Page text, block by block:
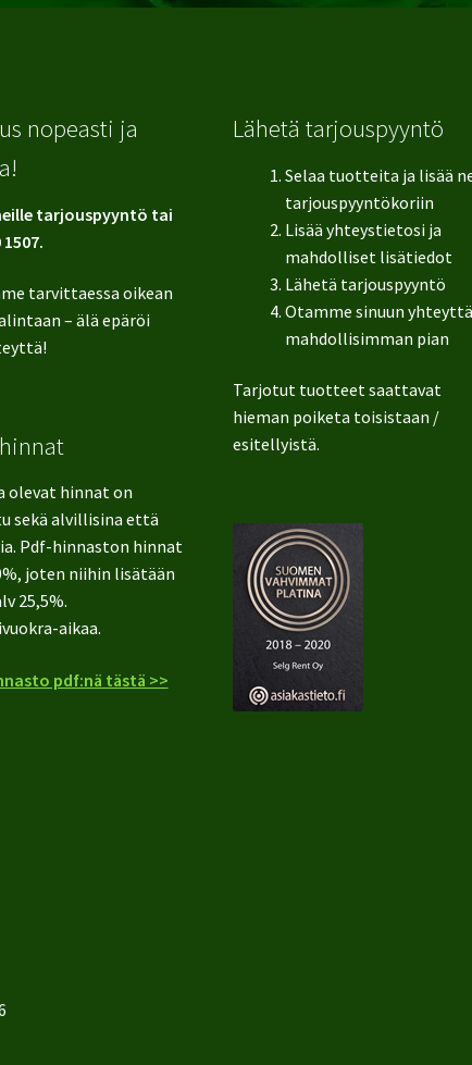
nopeasti ja
tarjouspyyntö tai
tarvittaessa oikean
– älä epäröi
olevat hinnat on
sekä alvillisina että
Pdf-hinnaston hinnat
joten niihin lisätään
25,5%.
aikaa.
pdf:nä tästä >>
Lähetä tarjouspyyntö
Selaa tuotteita ja lisää
tarjouspyyntökoriin
Lisää yhteystietosi ja
mahdolliset lisätiedot
Lähetä tarjouspyyntö
Otamme sinuun yhteyttä
mahdollisimman pian
Tarjotut tuotteet saattavat
hieman poiketa toisistaan /
esitellyistä.